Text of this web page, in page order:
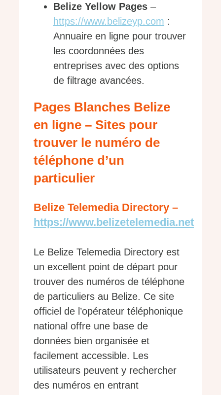
Belize Yellow Pages –
https://www.belizeyp.com :
Annuaire en ligne pour trouver
les coordonnées des
entreprises avec des options
de filtrage avancées.
Pages Blanches Belize
en ligne – Sites pour
trouver le numéro de
téléphone d’un
particulier
Belize Telemedia Directory –
https://www.belizetelemedia.net
Le Belize Telemedia Directory est
un excellent point de départ pour
trouver des numéros de téléphone
de particuliers au Belize. Ce site
officiel de l’opérateur téléphonique
national offre une base de
données bien organisée et
facilement accessible. Les
utilisateurs peuvent y rechercher
des numéros en entrant